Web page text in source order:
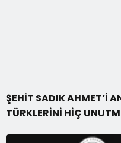
ŞEHİT SADIK AHMET’İ
TÜRKLERİNİ HİÇ